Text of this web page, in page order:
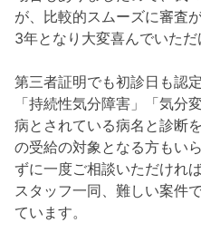
が、比較的スムーズに審査
3年となり大変喜んでいただ
第三者証明でも初診日も認
「持続性気分障害」「気分
病とされている病名と診断
の受給の対象となる方もい
ずに一度ご相談いただけれ
スタッフ一同、難しい案件
ています。